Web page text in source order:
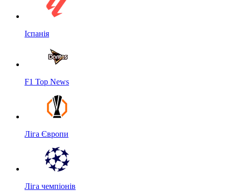
Іспанія
F1 Top News
Ліга Європи
Ліга чемпіонів